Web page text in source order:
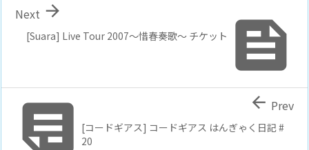

[Suara] Live Tour 2007～惜春奏歌～ チケット

Next
[コードギアス] コードギアス はんぎゃく日記 #
20
 Prev